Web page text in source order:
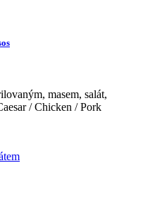
masem, salát,
/ Chicken / Pork